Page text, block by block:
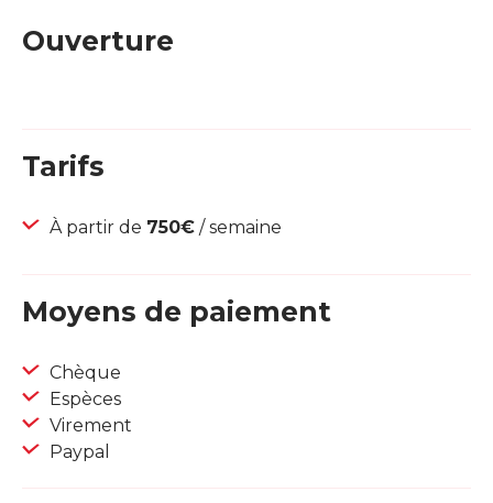
Ouverture
Tarifs
À partir de 750€ / semaine
Moyens de paiement
Chèque
Espèces
Virement
Paypal